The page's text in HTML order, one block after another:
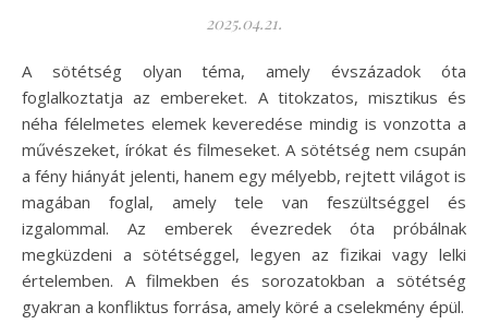
2025.04.21.
A sötétség olyan téma, amely évszázadok óta
foglalkoztatja az embereket. A titokzatos, misztikus és
néha félelmetes elemek keveredése mindig is vonzotta a
művészeket, írókat és filmeseket. A sötétség nem csupán
a fény hiányát jelenti, hanem egy mélyebb, rejtett világot is
magában foglal, amely tele van feszültséggel és
izgalommal. Az emberek évezredek óta próbálnak
megküzdeni a sötétséggel, legyen az fizikai vagy lelki
értelemben. A filmekben és sorozatokban a sötétség
gyakran a konfliktus forrása, amely köré a cselekmény épül.